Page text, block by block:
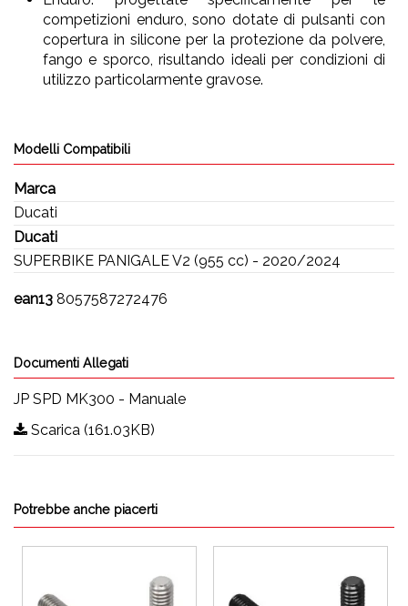
competizioni enduro, sono dotate di pulsanti con
copertura in silicone per la protezione da polvere,
fango e sporco, risultando ideali per condizioni di
utilizzo particolarmente gravose.
Modelli Compatibili
Marca
Ducati
Ducati
SUPERBIKE PANIGALE V2 (955 cc) - 2020/2024
ean13 8057587272476
Documenti Allegati
JP SPD MK300 - Manuale
Scarica (161.03KB)
Potrebbe anche piacerti